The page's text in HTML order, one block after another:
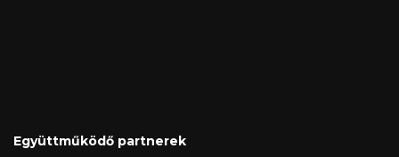
Együttműködő partnerek